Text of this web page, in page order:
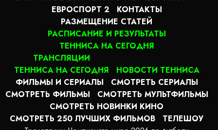
ЕВРОСПОРТ 2
КОНТАКТЫ
РАЗМЕЩЕНИЕ СТАТЕЙ
РАСПИСАНИЕ И РЕЗУЛЬТАТЫ
ТЕННИСА НА СЕГОДНЯ
ТРАНСЛЯЦИИ
ТЕННИСА НА СЕГОДНЯ
НОВОСТИ ТЕННИСА
ФИЛЬМЫ И СЕРИАЛЫ
СМОТРЕТЬ СЕРИАЛЫ
СМОТРЕТЬ ФИЛЬМЫ
СМОТРЕТЬ МУЛЬТФИЛЬМЫ
СМОТРЕТЬ НОВИНКИ КИНО
СМОТРЕТЬ 250 ЛУЧШИХ ФИЛЬМОВ
ТЕЛЕШОУ